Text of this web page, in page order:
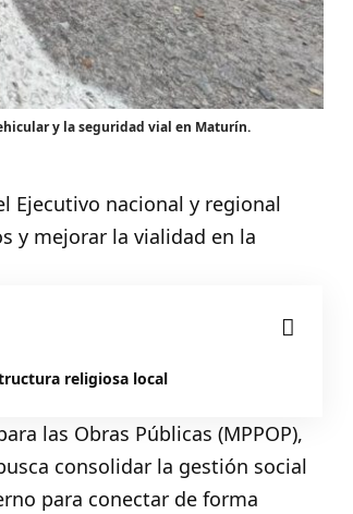
y la seguridad vial en Maturín.
Ejecutivo nacional y regional
y mejorar la vialidad en la
religiosa local
las Obras Públicas (MPPOP),
consolidar la gestión social
para conectar de forma